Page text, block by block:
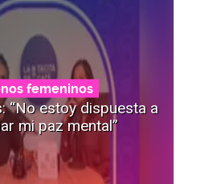
femeninos
“No estoy dispuesta a
mi paz mental”